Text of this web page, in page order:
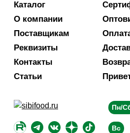
Каталог
О компании
Поставщикам
Реквизиты
Контакты
Статьи
Пн/
Вс